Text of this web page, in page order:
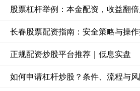
股票杠杆举例：本金配资，收益翻
长春股票配资指南：安全策略与操
正规配资炒股平台推荐｜低息实盘
如何申请杠杆炒股？条件、流程与